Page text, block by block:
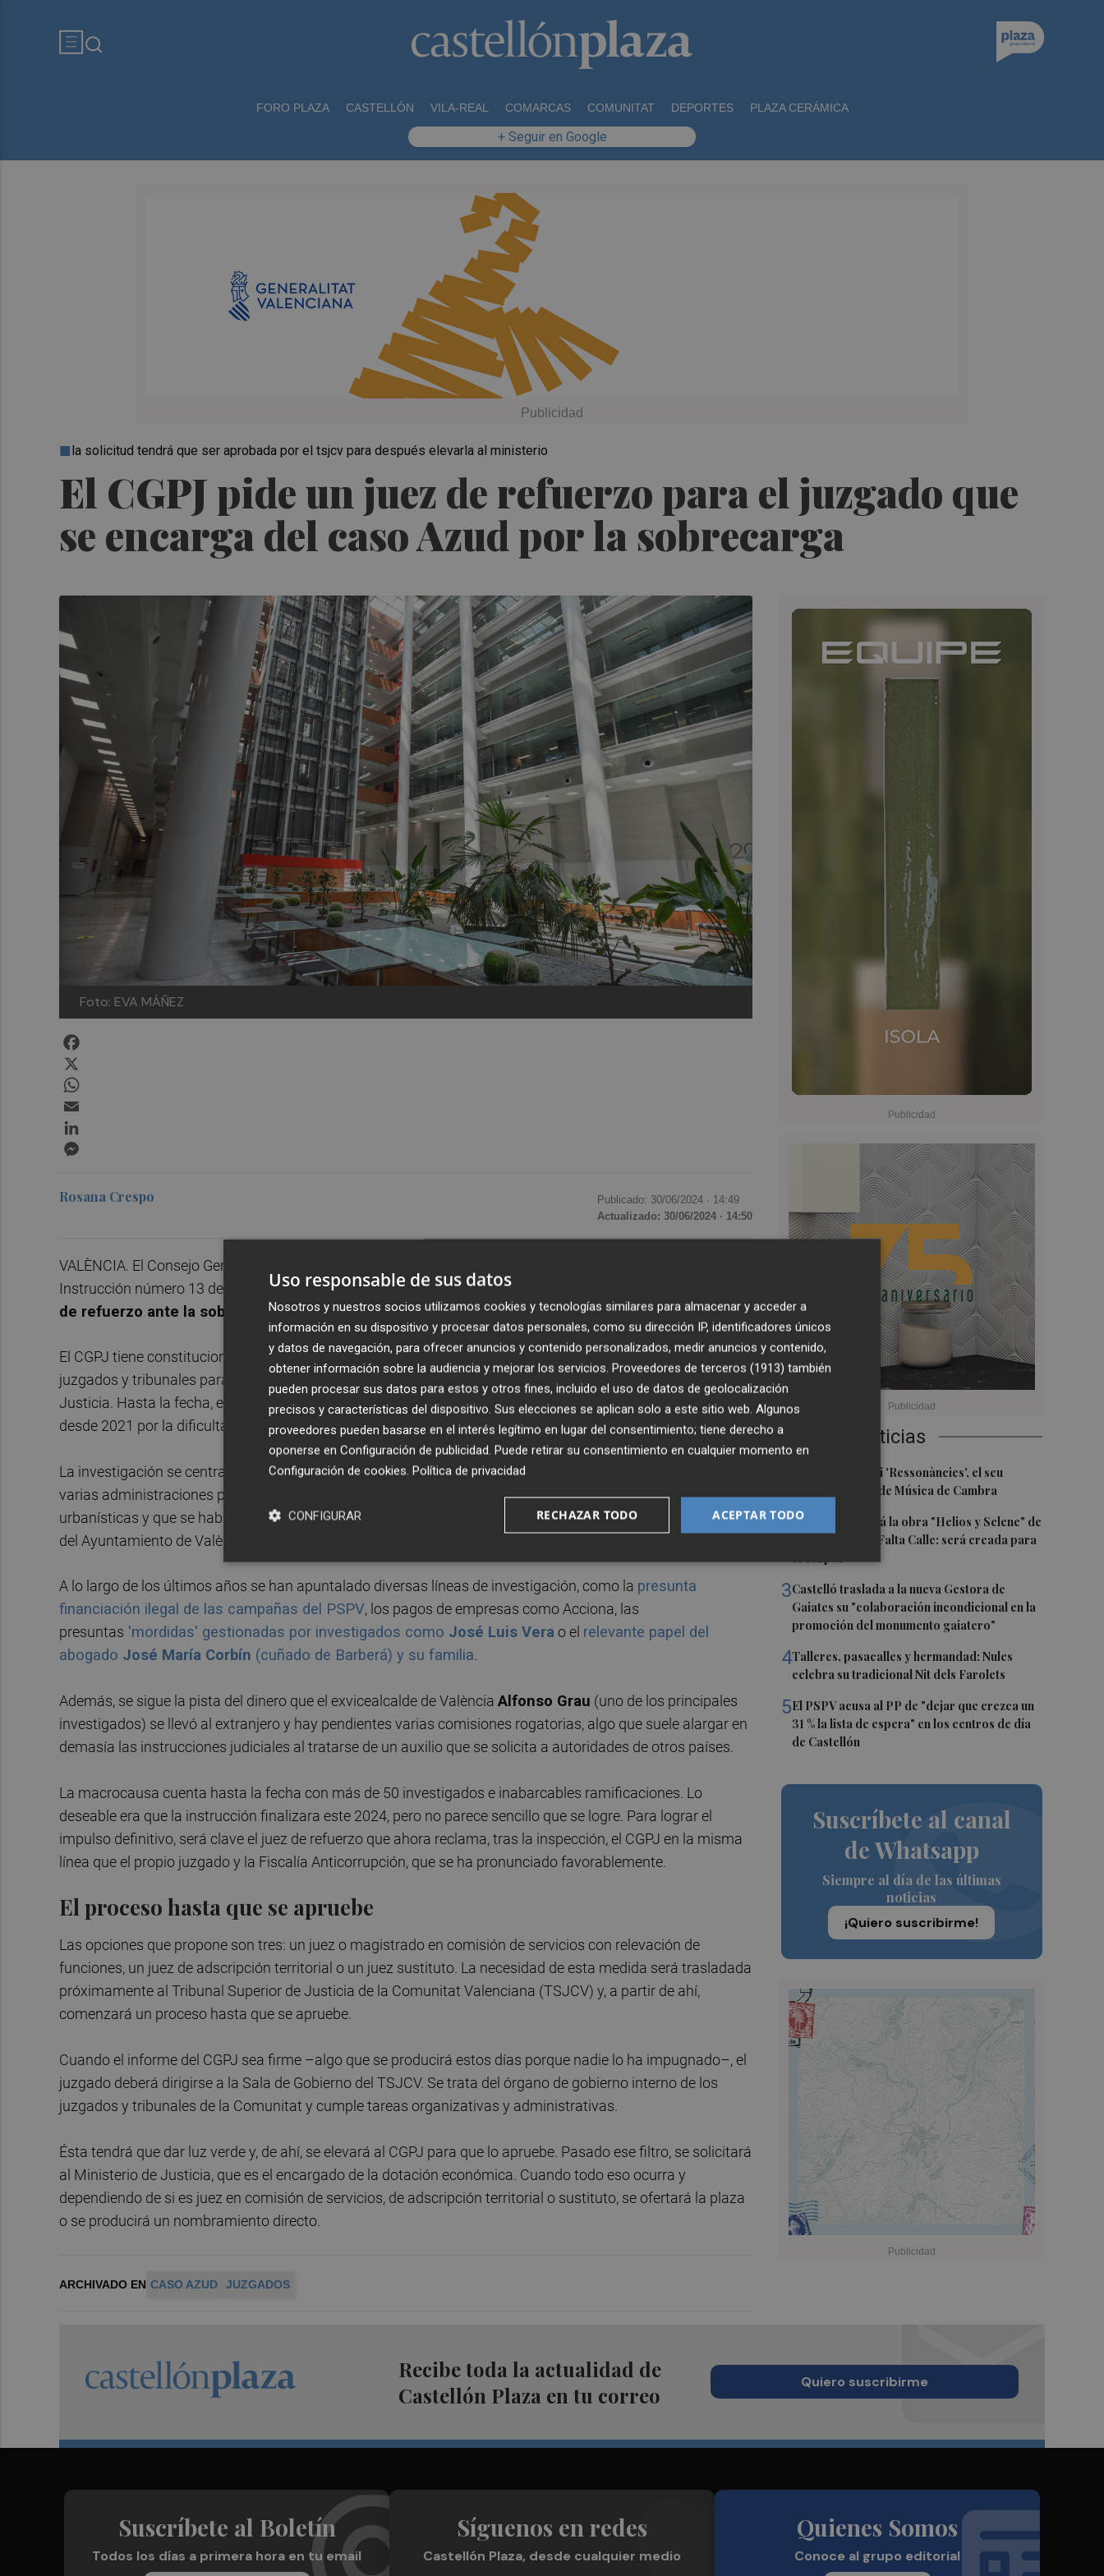
FORO PLAZA CASTELLÓN VILA-REAL COMARCAS COMUNITAT DEPORTES PLAZA CERÁMICA
+ Seguir en Google
El CGPJ pide un juez de refuerzo para el juzgado que
se encarga del caso Azud por la sobrecarga
la solicitud tendrá que ser aprobada por el tsjcv para después elevarla al ministerio
Foto: EVA MÁÑEZ
Últimas Noticias
Culla estrena hui 'Ressonàncies', el seu
primer Festival de Música de Cambra
2Castelló acogerá la obra "Helios y Selene" de
la compañía Te Falta Calle: será creada para
el eclipse
3Castelló traslada a la nueva Gestora de
Gaiates su "colaboración incondicional en la
promoción del monumento gaiatero"
4Talleres, pasacalles y hermandad: Nules
celebra su tradicional Nit dels Farolets
5El PSPV acusa al PP de "dejar que crezca un
31 % la lista de espera" en los centros de día
de Castellón
Suscríbete al canal
de Whatsapp
Siempre al día de las últimas
noticias
¡Quiero suscribirme!
Rosana Crespo Publicado: 30/06/2024 · 14:49
Actualizado: 30/06/2024 · 14:50
VALÈNCIA. El Consejo General del Poder Judicial (CGPJ) realizó recientemente una inspección al juzgado de
Instrucción número 13 de Valencia, encargado delcaso Azud, en la que concluyó la
de refuerzo ante la sobrecarga de trabajo.
El CGPJ tiene constitucionalmente otorgada la competencia de la inspección y vigilancia sobre todos
juzgados y tribunales para la comprobación y el control del buen funcionamiento de la Administración de
Justicia. Hasta la fecha, el de
había reclamado infructuosamente un refuerzo en varias ocasiones
desde 2021 por la dificultad de abarcar la causa.
La investigación se centra en una presunta trama de cobro de mordidas a cambio de adjudicaciones en
varias administraciones públicas de la Comunitat. Prácticas relacionadas sobre todo con operaciones
urbanísticas y que se habrían desarrollado entre los años 1999 y 2013 con el principal ámbito de actuación
del Ayuntamiento de València durante la etapa en el que el PP (Rita Barberá) se encontraba al frente.
A lo largo de los últimos años se han apuntalado diversas líneas de investigación, como la presunta
financiación ilegal de las campañas del PSPV, los pagos de empresas como Acciona, las
presuntas 'mordidas' gestionadas por investigados como José Luis Vera o el relevante papel del
abogado José María Corbín (cuñado de Barberá) y su familia.
Además, se sigue la pista del dinero que el exvicealcalde de València Alfonso Grau (uno de los principales
investigados) se llevó al extranjero y hay pendientes varias comisiones rogatorias, algo que suele alargar en
demasía las instrucciones judiciales al tratarse de un auxilio que se solicita a autoridades de otros países.
La macrocausa cuenta hasta la fecha con más de 50 investigados e inabarcables ramificaciones. Lo
deseable era que la instrucción finalizara este 2024, pero no parece sencillo que se logre. Para lograr el
impulso definitivo, será clave el juez de refuerzo que ahora reclama, tras la inspección, el CGPJ en la misma
línea que el propio juzgado y la Fiscalía Anticorrupción, que se ha pronunciado favorablemente.
El proceso hasta que se apruebe
Las opciones que propone son tres: un juez o magistrado en comisión de servicios con relevación de
funciones, un juez de adscripción territorial o un juez sustituto. La necesidad de esta medida será trasladada
próximamente al Tribunal Superior de Justicia de la Comunitat Valenciana (TSJCV) y, a partir de ahí,
comenzará un proceso hasta que se apruebe.
Cuando el informe del CGPJ sea firme –algo que se producirá estos días porque nadie lo ha impugnado–, el
juzgado deberá dirigirse a la Sala de Gobierno del TSJCV. Se trata del órgano de gobierno interno de los
juzgados y tribunales de la Comunitat y cumple tareas organizativas y administrativas.
Ésta tendrá que dar luz verde y, de ahí, se elevará al CGPJ para que lo apruebe. Pasado ese filtro, se solicitará
al Ministerio de Justicia, que es el encargado de la dotación económica. Cuando todo eso ocurra y
dependiendo de si es juez en comisión de servicios, de adscripción territorial o sustituto, se ofertará la plaza
o se producirá un nombramiento directo.
ARCHIVADO EN CASO AZUD JUZGADOS
Recibe toda la actualidad de
Castellón Plaza en tu correo
Quiero suscribirme
Suscríbete al Boletín
Todos los días a primera hora en tu email
Síguenos en redes
Castellón Plaza, desde cualquier medio
Quienes Somos
Conoce al grupo editorial
Uso responsable de sus datos
Nosotros y nuestros socios utilizamos cookies y tecnologías similares para almacenar y acceder a
información en su dispositivo y procesar datos personales, como su dirección IP, identificadores únicos
y datos de navegación, para ofrecer anuncios y contenido personalizados, medir anuncios y contenido,
obtener información sobre la audiencia y mejorar los servicios. Proveedores de terceros (1913) también
pueden procesar sus datos para estos y otros fines, incluido el uso de datos de geolocalización
precisos y características del dispositivo. Sus elecciones se aplican solo a este sitio web. Algunos
proveedores pueden basarse en el interés legítimo en lugar del consentimiento; tiene derecho a
oponerse en Configuración de publicidad. Puede retirar su consentimiento en cualquier momento en
Configuración de cookies. Política de privacidad
ACEPTAR TODO
RECHAZAR TODO
CONFIGURAR